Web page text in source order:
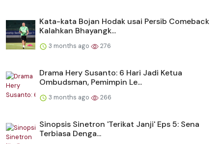
Kata-kata Bojan Hodak usai Persib Comeback
Kalahkan Bhayangk...
3 months ago 276
Drama Hery Susanto: 6 Hari Jadi Ketua
Ombudsman, Pemimpin Le...
3 months ago 266
Sinopsis Sinetron 'Terikat Janji' Eps 5: Sena
Terbiasa Denga...